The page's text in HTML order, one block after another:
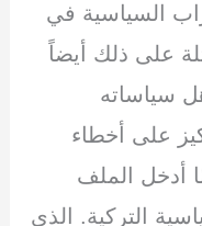
السياسية في
على ذلك أيضاً
سياساته
على أخطاء
أدخل الملف
التركية. الذي